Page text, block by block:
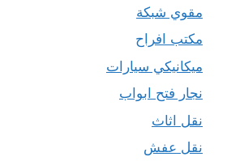
مقوي شبكة
مكتب افراح
ميكانيكي سيارات
نجار فتح ابواب
نقل اثاث
نقل عفش